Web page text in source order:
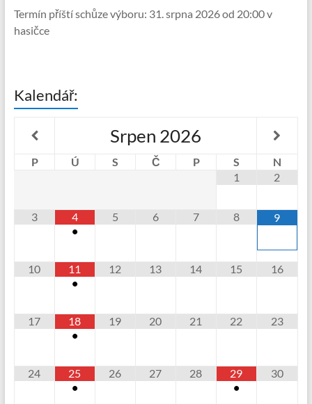
Termín příští schůze výboru: 31. srpna 2026 od 20:00 v
hasičce
Kalendář:
Srpen 2026
P Ú S Č P S
N
1
2
3
4
•
5 6 7 8 9
10
11
•
12 13 14 15 16
17
18
•
19 20 21 22 23
24
25
•
26 27 28
29
•
30